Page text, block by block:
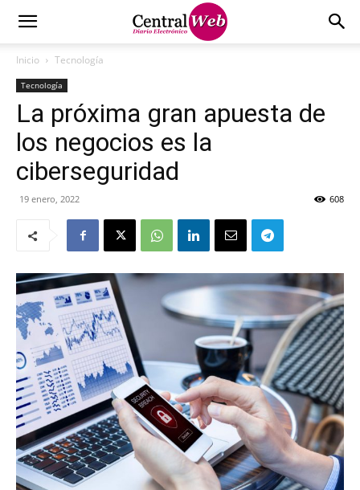
Inicio Tecnología
Tecnología
La próxima gran apuesta de
los negocios es la
ciberseguridad
19 enero, 2022 608